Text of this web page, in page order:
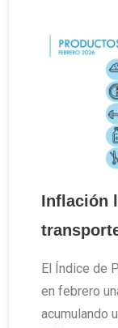
Inflación
El Índice de
en febrero
acumulando